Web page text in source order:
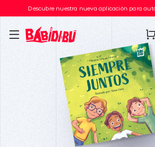
Descubre nuestra nueva aplicación para